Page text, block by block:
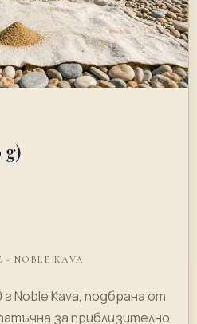
g)
NOBLE KAVA
Noble Kava, подбрана от
за приблизително